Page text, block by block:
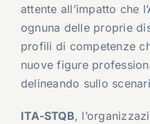
attente all’impatto che
ognuna delle proprie
profili di competenze
nuove figure
delineando sullo
ITA-STQB,